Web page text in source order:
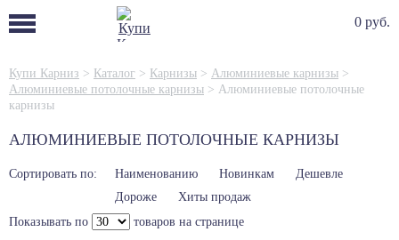
0 руб.
Купи Карниз > Каталог > Карнизы > Алюминиевые карнизы >
Алюминиевые потолочные карнизы > Алюминиевые потолочные
карнизы
АЛЮМИНИЕВЫЕ ПОТОЛОЧНЫЕ КАРНИЗЫ
Сортировать по: Наименованию Новинкам
Дешевле
Дороже
Хиты продаж
Показывать по
товаров на странице